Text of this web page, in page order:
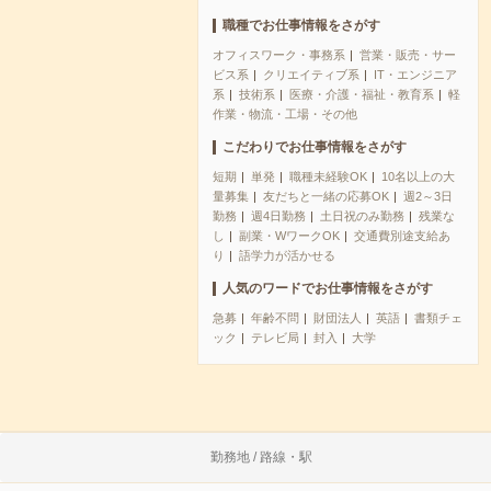
職種でお仕事情報をさがす
オフィスワーク・事務系
営業・販売・サー
ビス系
クリエイティブ系
IT・エンジニア
系
技術系 医療・介護・福祉・教育系
軽
作業・物流・工場・その他
こだわりでお仕事情報をさがす
短期 単発 職種未経験OK
10名以上の大
量募集
友だちと一緒の応募OK
週2～3日
勤務
週4日勤務 土日祝のみ勤務
残業な
し
副業・WワークOK
交通費別途支給あ
り
語学力が活かせる
人気のワードでお仕事情報をさがす
急募 年齢不問 財団法人 英語
書類チェ
ック
テレビ局 封入 大学
勤務地 / 路線・駅